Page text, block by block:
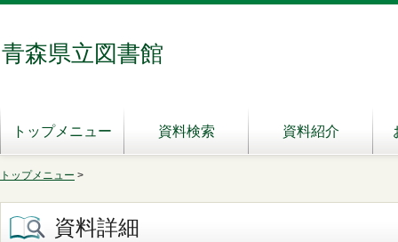
青森県立図書館
トップメニュー 資料検索 資料紹介
トップメニュー >
資料詳細